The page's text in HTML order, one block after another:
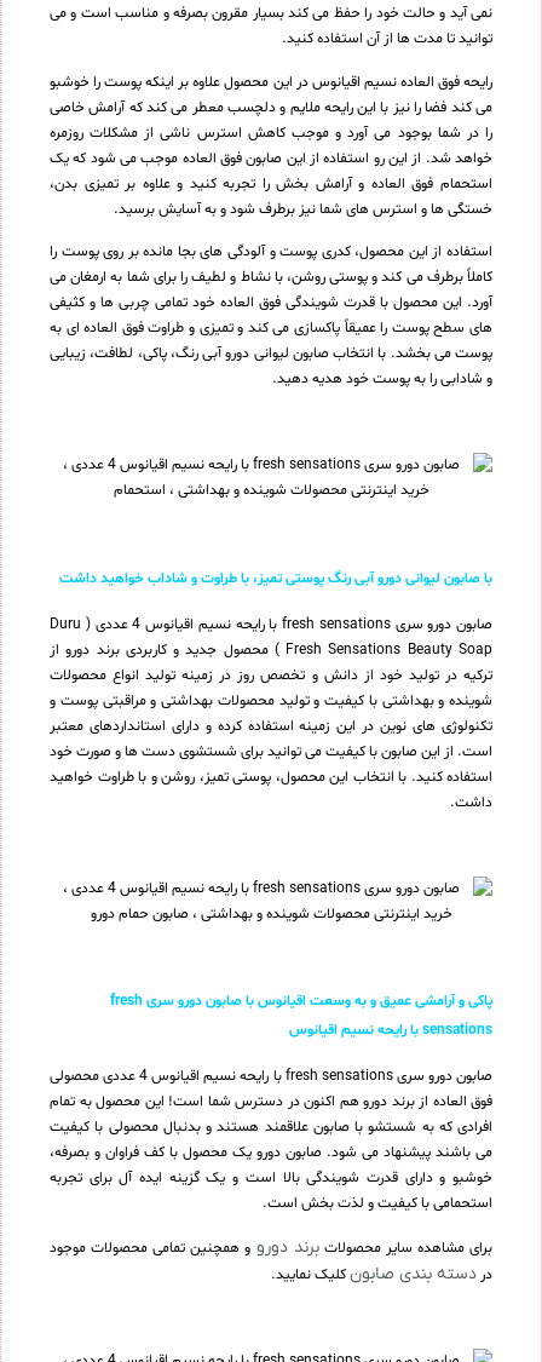
نمی آید و حالت خود را حفظ می کند بسیار مقرون بصرفه و مناسب است و می
توانید تا مدت ها از آن استفاده کنید.
رایحه فوق العاده نسیم اقیانوس در این محصول علاوه بر اینکه پوست را خوشبو
می کند فضا را نیز با این رایحه ملایم و دلچسب معطر می کند که آرامش خاصی
را در شما بوجود می آورد و موجب کاهش استرس ناشی از مشکلات روزمره
خواهد شد. از این رو استفاده از این صابون فوق العاده موجب می شود که یک
استحمام فوق العاده و آرامش بخش را تجربه کنید و علاوه بر تمیزی بدن،
خستگی ها و استرس های شما نیز برطرف شود و به آسایش برسید.
استفاده از این محصول، کدری پوست و آلودگی های بجا مانده بر روی پوست را
کاملاً برطرف می کند و پوستی روشن، با نشاط و لطیف را برای شما به ارمغان می
آورد. این محصول با قدرت شویندگی فوق العاده خود تمامی چربی ها و کثیفی
های سطح پوست را عمیقاً پاکسازی می کند و تمیزی و طراوت فوق العاده ای به
پوست می بخشد. با انتخاب صابون لیوانی دورو آبی رنگ، پاکی، لطافت، زیبایی
و شادابی را به پوست خود هدیه دهید.
با صابون لیوانی دورو آبی رنگ پوستی تمیز، با طراوت و شاداب خواهید داشت
صابون دورو سری fresh sensations با رایحه نسیم اقیانوس 4 عددی ( Duru
Fresh Sensations Beauty Soap ) محصول جدید و کاربردی برند دورو از
ترکیه در تولید خود از دانش و تخصص روز در زمینه تولید انواع محصولات
شوینده و بهداشتی با کیفیت و تولید محصولات بهداشتی و مراقبتی پوست و
تکنولوژی های نوین در این زمینه استفاده کرده و دارای استانداردهای معتبر
است. از این صابون با کیفیت می توانید برای شستشوی دست ها و صورت خود
استفاده کنید. با انتخاب این محصول، پوستی تمیز، روشن و با طراوت خواهید
داشت.
پاکی و آرامشی عمیق و به وسعت اقیانوس با صابون دورو سری fresh
sensations با رایحه نسیم اقیانوس
صابون دورو سری fresh sensations با رایحه نسیم اقیانوس 4 عددی محصولی
فوق العاده از برند دورو هم اکنون در دسترس شما است! این محصول به تمام
افرادی که به شستشو با صابون علاقمند هستند و بدنبال محصولی با کیفیت
می باشند پیشنهاد می شود. صابون دورو یک محصول با کف فراوان و بصرفه،
خوشبو و دارای قدرت شویندگی بالا است و یک گزینه ایده آل برای تجربه
استحمامی با کیفیت و لذت بخش است.
برای مشاهده سایر محصولاتبرند دورو و همچنین تمامی محصولات موجود
در دسته بندی صابونکلیک نمایید.